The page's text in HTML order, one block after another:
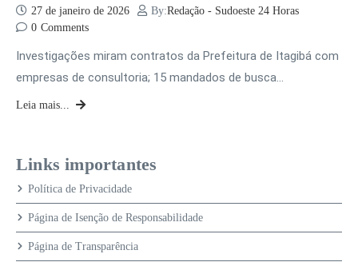
27 de janeiro de 2026 By:Redação - Sudoeste 24 Horas
0 Comments
Investigações miram contratos da Prefeitura de Itagibá com
empresas de consultoria; 15 mandados de busca…
Leia mais...
Links importantes
Política de Privacidade
Página de Isenção de Responsabilidade
Página de Transparência